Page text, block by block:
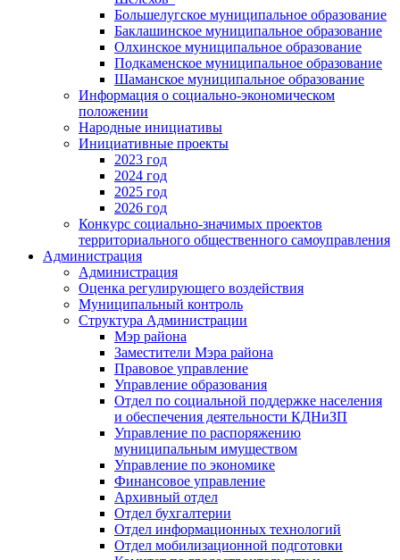
Большелугское муниципальное образование
Баклашинское муниципальное образование
Олхинское муниципальное образование
Подкаменское муниципальное образование
Шаманское муниципальное образование
Информация о социально-экономическом
положении
Народные инициативы
Инициативные проекты
2023 год
2024 год
2025 год
2026 год
Конкурс социально-значимых проектов
территориального общественного самоуправления
Администрация
Администрация
Оценка регулирующего воздействия
Муниципальный контроль
Структура Администрации
Мэр района
Заместители Мэра района
Правовое управление
Управление образования
Отдел по социальной поддержке населения
и обеспечения деятельности КДНиЗП
Управление по распоряжению
муниципальным имуществом
Управление по экономике
Финансовое управление
Архивный отдел
Отдел бухгалтерии
Отдел информационных технологий
Отдел мобилизационной подготовки